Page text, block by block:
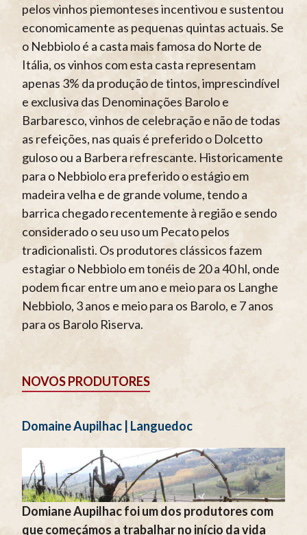
pelos vinhos piemonteses incentivou e sustentou
economicamente as pequenas quintas actuais. Se
o Nebbiolo é a casta mais famosa do Norte de
Itália, os vinhos com esta casta representam
apenas 3% da produção de tintos, imprescindível
e exclusiva das Denominações Barolo e
Barbaresco, vinhos de celebração e não de todas
as refeições, nas quais é preferido o Dolcetto
guloso ou a Barbera refrescante. Historicamente
para o Nebbiolo era preferido o estágio em
madeira velha e de grande volume, tendo a
barrica chegado recentemente à região e sendo
considerado o seu uso um Pecato pelos
tradicionalisti. Os produtores clássicos fazem
estagiar o Nebbiolo em tonéis de 20 a 40 hl, onde
podem ficar entre um ano e meio para os Langhe
Nebbiolo, 3 anos e meio para os Barolo, e 7 anos
para os Barolo Riserva.
NOVOS PRODUTORES
Domaine Aupilhac | Languedoc
Domiane Aupilhac foi um dos produtores com
que começámos a trabalhar no início da vida